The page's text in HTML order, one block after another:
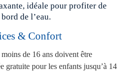
idéale pour profiter de
de l’eau.
& Confort
moins de 16 ans doivent être
gratuite pour les enfants jusqu’à 14